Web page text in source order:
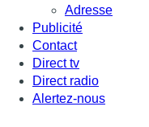
Adresse
Publicité
Contact
Direct tv
Direct radio
Alertez-nous